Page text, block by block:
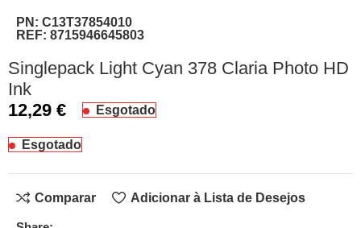
PN:C13T37854010
REF:8715946645803
Singlepack Light Cyan 378 Claria Photo HD
Ink
12,29€ Esgotado
Esgotado
Comparar Adicionar à Lista de Desejos